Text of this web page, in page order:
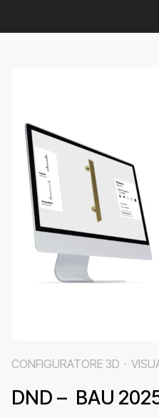
CONFIGURATORE 3D
DND – BAU